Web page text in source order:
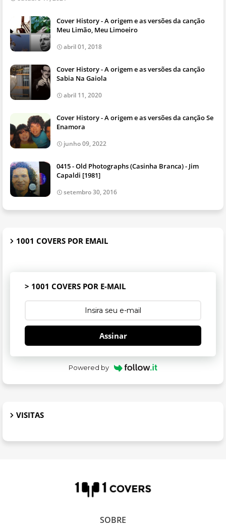
Cover History - A origem e as versões da canção
Meu Limão, Meu Limoeiro
abril 01, 2018
Cover History - A origem e as versões da canção
Sabia Na Gaiola
abril 11, 2020
Cover History - A origem e as versões da canção Se
Enamora
junho 09, 2022
0415 - Old Photographs (Casinha Branca) - Jim
Capaldi [1981]
setembro 30, 2016
1001 COVERS POR EMAIL
> 1001 COVERS POR E-MAIL
Assinar
Powered by
VISITAS
SOBRE